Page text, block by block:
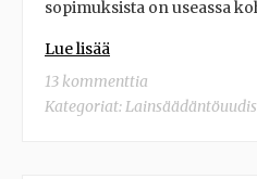
sopimuksista on useassa
Lue lisää
13 kommenttia
Kategoriat: